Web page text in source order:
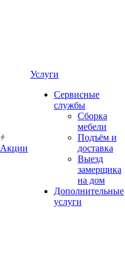
Акции
Услуги
Сервисные
службы
Сборка
мебели
Подъём и
доставка
Выезд
замерщика
на дом
Дополнительные
услуги